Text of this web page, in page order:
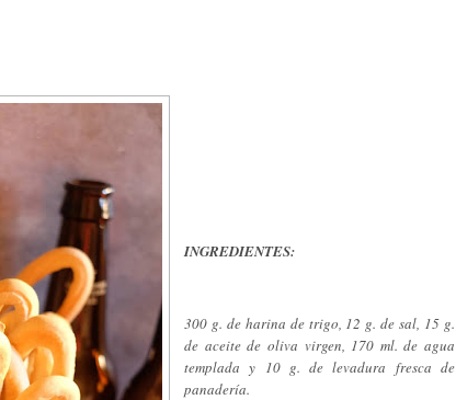
INGREDIENTES:
300 g. de harina de trigo, 12 g. de sal, 15 g.
de aceite de oliva virgen, 170 ml. de agua
templada y 10 g. de levadura fresca de
panadería.